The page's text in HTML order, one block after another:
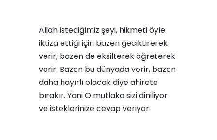
Allah istediğimiz şeyi, hikmeti öyle
iktiza ettiği için bazen geciktirerek
verir; bazen de eksilterek öğreterek
verir. Bazen bu dünyada verir, bazen
daha hayırlı olacak diye ahirete
bırakır. Yani O mutlaka sizi diniliyor
ve isteklerinize cevap veriyor.